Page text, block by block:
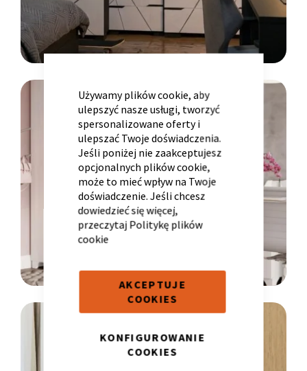
CLOSE
BAR
Używamy plików cookie, aby
ulepszyć nasze usługi, tworzyć
spersonalizowane oferty i
ulepszać Twoje doświadczenia.
Jeśli poniżej nie zaakceptujesz
opcjonalnych plików cookie,
może to mieć wpływ na Twoje
doświadczenie. Jeśli chcesz
dowiedzieć się więcej,
przeczytaj Politykę plików
cookie
AKCEPTUJE
COOKIES
KONFIGUROWANIE
COOKIES
LINIA
YOUNG
Meble designerskie
LINIA
RESTYLE
Krzesło i fotel Wszystkie meble